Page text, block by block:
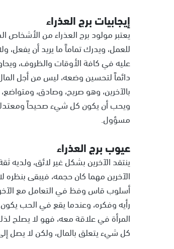
إيجابيات برج العذراء
يعتبر مولود برج العذراء من الأشخاص
للعمل، ويدرك تماماً ما يريد أن
عليه في كافة الأوقات والظروف،
دائماً لتحسين وضعه، ليس من أجل
بالآخرين، وهو صريح، وصادق،
ويحب أن يكون كل شيء صحيحاً
مسؤول.
عيوب برج العذراء
ينتقد الآخرين بشكل غير لائق، ولديه
الآخرين مهما كان حجمه، فيبقى
أسلوب قاس وفظ في التعامل مع
رأيه وفكره، وعندما يقع في الحب
المرأة في علاقة معه، فهو لا يصلح
كل شيء يتعلق بالمال، ولكن لا يصل